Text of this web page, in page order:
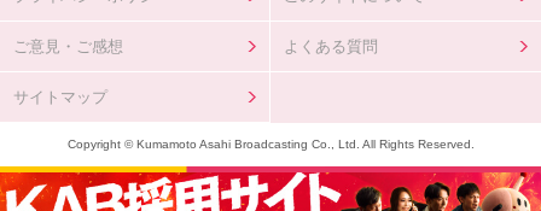
ご意見・ご感想 よくある質問
サイトマップ
Copyright © Kumamoto Asahi Broadcasting Co., Ltd. All Rights Reserved.